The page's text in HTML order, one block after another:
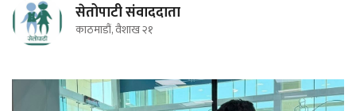
सेतोपाटी संवाददाता
काठमाडौं, वैशाख २१